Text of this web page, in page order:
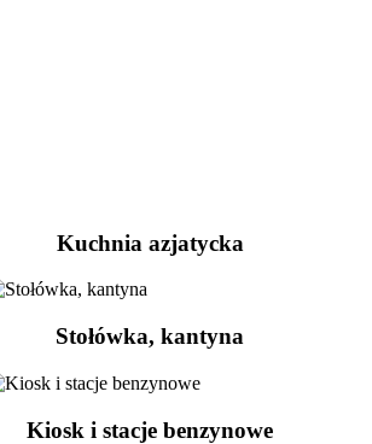
Kuchnia azjatycka
Stołówka, kantyna
Kiosk i stacje benzynowe